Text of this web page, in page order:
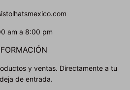
am a 8:00 pm
y ventas. Directamente a tu
de entrada.